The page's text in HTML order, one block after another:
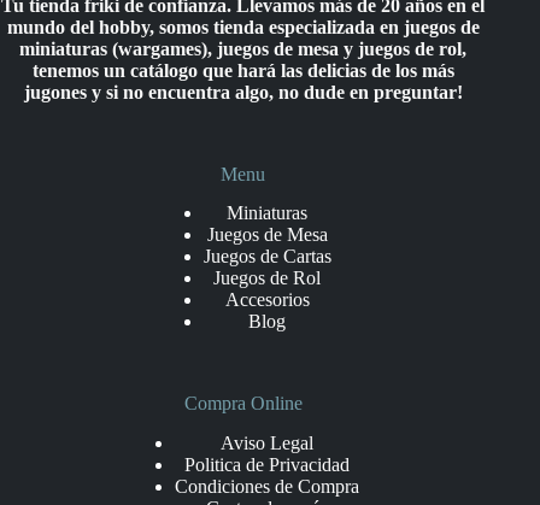
Tu tienda friki de confianza. Llevamos más de 20 años en el
mundo del hobby, somos tienda especializada en juegos de
miniaturas (wargames), juegos de mesa y juegos de rol,
tenemos un catálogo que hará las delicias de los más
jugones y si no encuentra algo, no dude en preguntar!
Menu
Miniaturas
Juegos de Mesa
Juegos de Cartas
Juegos de Rol
Accesorios
Blog
Compra Online
Aviso Legal
Politica de Privacidad
Condiciones de Compra